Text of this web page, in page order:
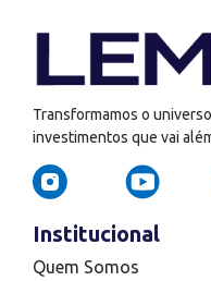
Transformamos o
investimentos que vai
Institucional
Quem Somos